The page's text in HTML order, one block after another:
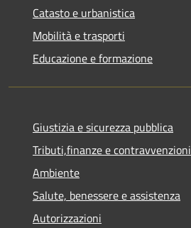
Catasto e urbanistica
Mobilità e trasporti
Educazione e formazione
Giustizia e sicurezza pubblica
Tributi,finanze e contravvenzioni
Ambiente
Salute, benessere e assistenza
Autorizzazioni